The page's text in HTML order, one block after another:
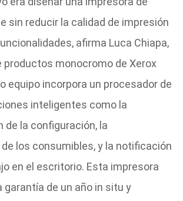
sin reducir la calidad de impresión
afirma Luca Chiapa,
productos monocromo de Xerox
equipo incorpora un procesador de
inteligentes como la
de la configuración, la
los consumibles, y la notificación
en el escritorio. Esta impresora
garantía de un año in situ y